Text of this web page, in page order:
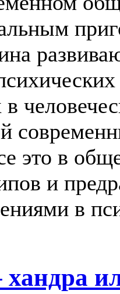
это в
и
в